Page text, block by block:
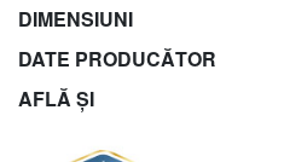
DIMENSIUNI
DATE PRODUCĂTOR
AFLĂ ȘI